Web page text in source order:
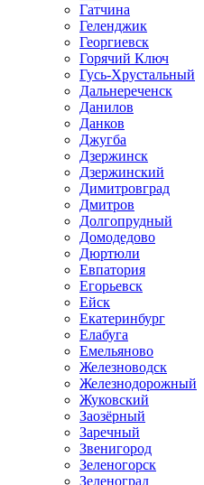
Гатчина
Геленджик
Георгиевск
Горячий Ключ
Гусь-Хрустальный
Дальнереченск
Данилов
Данков
Джугба
Дзержинск
Дзержинский
Димитровград
Дмитров
Долгопрудный
Домодедово
Дюртюли
Евпатория
Егорьевск
Ейск
Екатеринбург
Елабуга
Емельяново
Железноводск
Железнодорожный
Жуковский
Заозёрный
Заречный
Звенигород
Зеленогорск
Зеленоград